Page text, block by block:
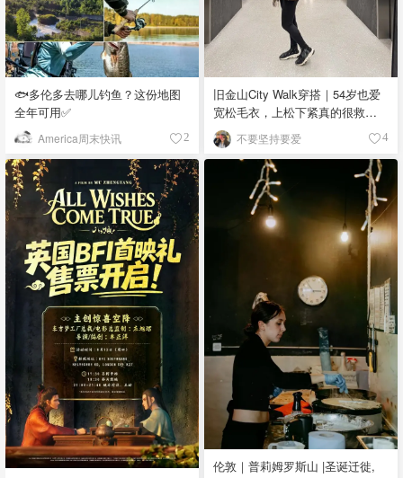
🐟多伦多去哪儿钓鱼？这份地图
全年可用✅
America周末快讯 2
旧金山City Walk穿搭｜54岁也爱
宽松毛衣，上松下紧真的很救比
例
不要坚持要爱 4
伦敦｜普莉姆罗斯山 |圣诞迁徙,